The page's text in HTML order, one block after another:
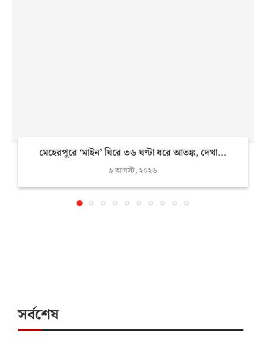
মেহেরপুরে ‘মাইন’ ঘিরে ৩৬ ঘণ্টা ধরে আতঙ্ক, দেখা...
৯ আগস্ট, ২০২৬
সর্বশেষ